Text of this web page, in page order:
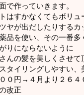
で作っていきます。
はすかなくてもボリュ
ヤが出だしたりするカ
品を使い、その一番多
りにならないように
んの髪を美しくさせて
タイリングしやすい
０円→４月より２６４
改正